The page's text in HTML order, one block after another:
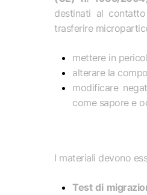
Hit enter to search or
destinati al
trasferire
mettere in
alterare la
modificare
come sapore e
I materiali devono
Test di